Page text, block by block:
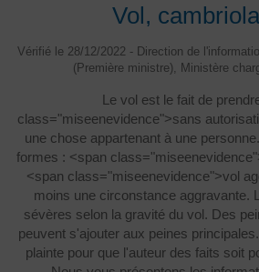
Vol,
Vérifié le 28/12/2022 - Direction de
(Première ministre), Ministère
Le vol est le fait de
class="miseenevidence">sans
une chose appartenant à une
formes : <span
<span class="miseenevidence">vol
moins une circonstance aggravante.
sévères selon la gravité du vol. Des
peuvent s'ajouter aux peines
plainte pour que l'auteur des faits soit